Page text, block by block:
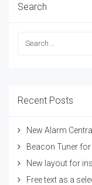
Search
Recent Posts
New Alarm
Beacon Tuner
New layout for
Free text as a